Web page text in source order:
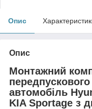
Опис
Опис
Монтажний
автомобіль
KIA Sportage з